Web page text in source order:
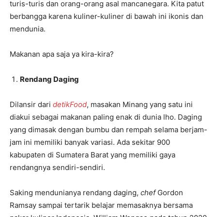
turis-turis dan orang-orang asal mancanegara. Kita patut
berbangga karena kuliner-kuliner di bawah ini ikonis dan
mendunia.
Makanan apa saja ya kira-kira?
Rendang Daging
Dilansir dari detikFood, masakan Minang yang satu ini
diakui sebagai makanan paling enak di dunia lho. Daging
yang dimasak dengan bumbu dan rempah selama berjam-
jam ini memiliki banyak variasi. Ada sekitar 900
kabupaten di Sumatera Barat yang memiliki gaya
rendangnya sendiri-sendiri.
Saking mendunianya rendang daging, chef Gordon
Ramsay sampai tertarik belajar memasaknya bersama